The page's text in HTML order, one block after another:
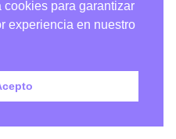
cookies para garantizar
experiencia en nuestro